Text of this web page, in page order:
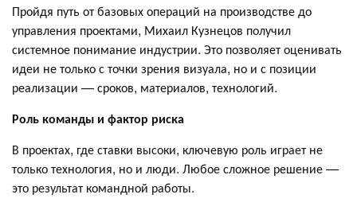
Пройдя путь от базовых операций на производстве до
управления проектами, Михаил Кузнецов получил
системное понимание индустрии. Это позволяет оценивать
идеи не только с точки зрения визуала, но и с позиции
реализации — сроков, материалов, технологий.
Роль команды и фактор риска
В проектах, где ставки высоки, ключевую роль играет не
только технология, но и люди. Любое сложное решение —
это результат командной работы.